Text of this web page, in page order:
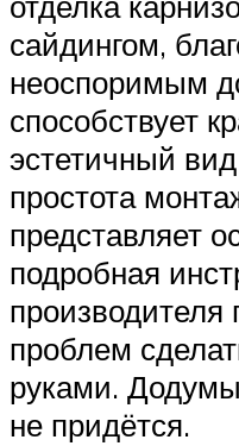
сайдингом,
неоспоримым
способствует
эстетичный
простота
представляет
подробная
производителя
проблем
руками.
не придётся.